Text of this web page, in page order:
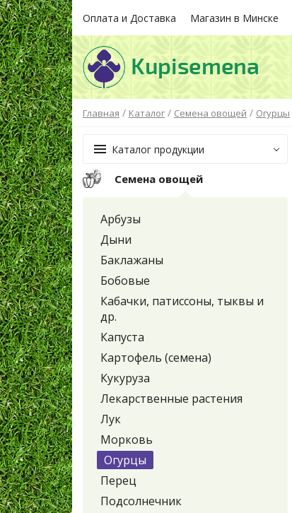
Оплата и Доставка Магазин в Минске
Главная / Каталог / Семена овощей / Огурцы
Каталог продукции
Семена овощей
Арбузы
Дыни
Баклажаны
Бобовые
Кабачки, патиссоны, тыквы и
др.
Капуста
Картофель (семена)
Кукуруза
Лекарственные растения
Лук
Морковь
Огурцы
Перец
Подсолнечник